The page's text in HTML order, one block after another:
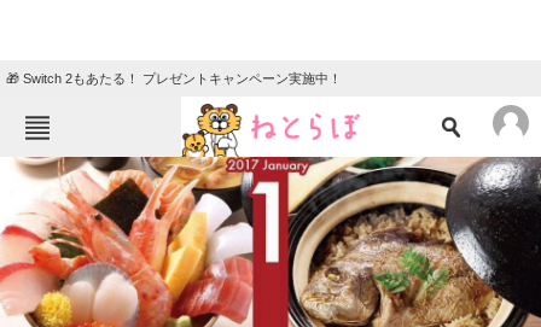
🎁 Switch 2もあたる！ プレゼントキャンペーン実施中！
ねとらぼメニュー
TOP ニュース
エンタメ クイズ
グルメ 地域